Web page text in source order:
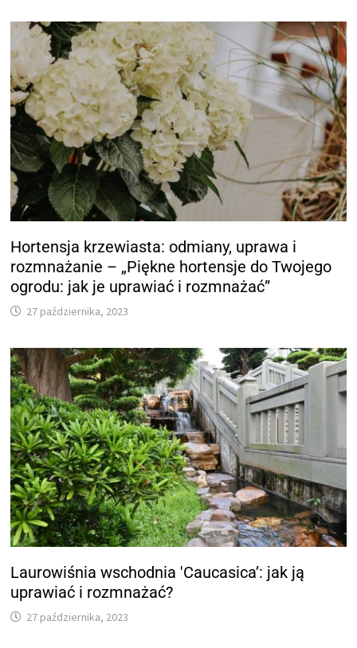
Hortensja krzewiasta: odmiany, uprawa i
rozmnażanie – „Piękne hortensje do Twojego
ogrodu: jak je uprawiać i rozmnażać”
27 października, 2023
Laurowiśnia wschodnia 'Caucasica’: jak ją
uprawiać i rozmnażać?
27 października, 2023